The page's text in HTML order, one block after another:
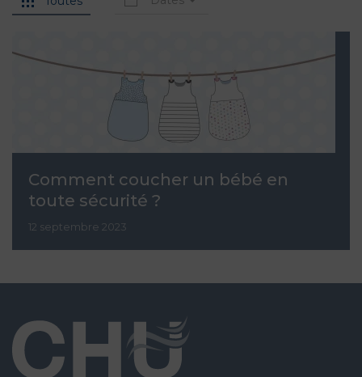
Comment coucher un bébé en
toute sécurité ?
12 septembre 2023